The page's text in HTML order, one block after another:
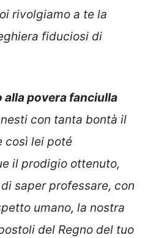
rivolgiamo a te la
fiduciosi di
alla povera fanciulla
con tanta bontà il
così lei poté
il prodigio ottenuto,
saper professare, con
umano, la nostra
del Regno del tuo